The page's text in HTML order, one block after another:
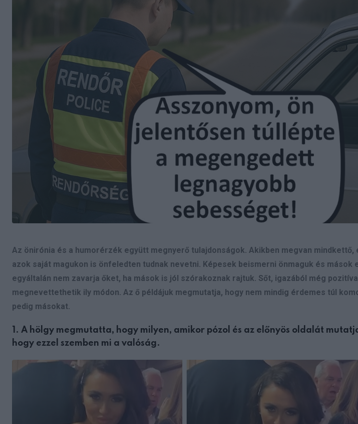
Az önirónia és a humorérzék együtt megnyerő tulajdonságok. Akikben megvan
azok saját magukon is önfeledten tudnak nevetni. Képesek beismerni önmaguk és mások
egyáltalán nem zavarja őket, ha mások is jól szórakoznak rajtuk. Sőt, igazából még
megnevettethetik ily módon. Az ő példájuk megmutatja, hogy nem mindig érdemes túl
pedig másokat.
1. A hölgy megmutatta, hogy milyen, amikor pózol és az előnyös oldalát
hogy ezzel szemben mi a valóság.